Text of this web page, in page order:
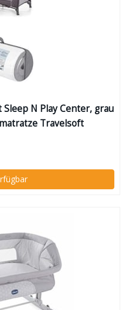
N Play Center, grau
Travelsoft